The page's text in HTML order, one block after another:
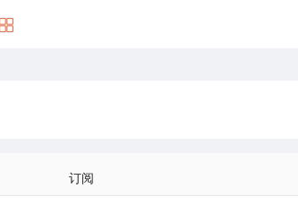
订阅